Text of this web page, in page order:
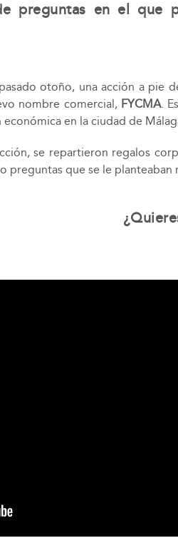
preguntas en el que
otoño, una acción a pie
nombre comercial,FYCMA.
en la ciudad de
se repartieron regalos
preguntas que se le